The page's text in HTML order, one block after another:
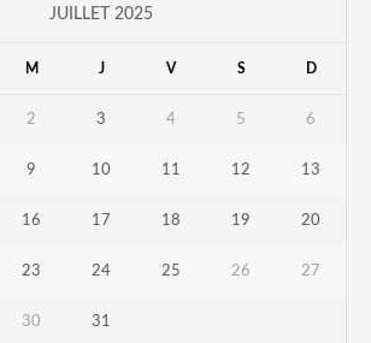
JUILLET 2025
M J V S D
2 3 4 5 6
9 10 11 12 13
16 17 18 19 20
23 24 25 26 27
30 31